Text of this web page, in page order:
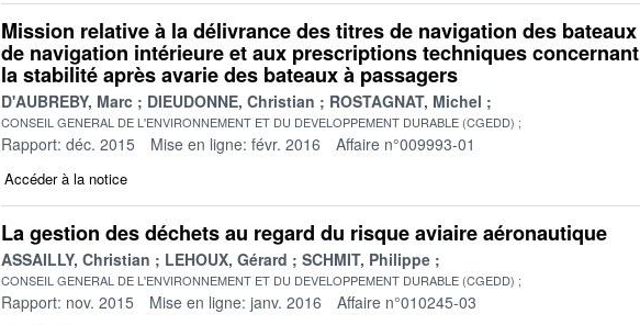
Mission relative à la délivrance des titres de navigation des bateaux
de navigation intérieure et aux prescriptions techniques concernant
la stabilité après avarie des bateaux à passagers
D'AUBREBY, Marc DIEUDONNE, Christian ROSTAGNAT, Michel
CONSEIL GENERAL DE L'ENVIRONNEMENT ET DU DEVELOPPEMENT DURABLE (CGEDD)
Rapport: déc. 2015 Mise en ligne: févr. 2016 Affaire n°009993-01
Accéder à la notice
La gestion des déchets au regard du risque aviaire aéronautique
ASSAILLY, Christian LEHOUX, Gérard SCHMIT, Philippe
CONSEIL GENERAL DE L'ENVIRONNEMENT ET DU DEVELOPPEMENT DURABLE (CGEDD)
Rapport: nov. 2015 Mise en ligne: janv. 2016 Affaire n°010245-03